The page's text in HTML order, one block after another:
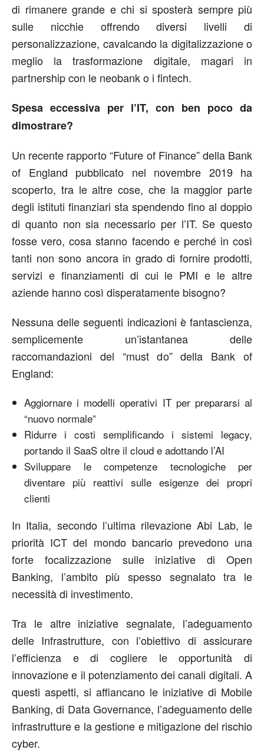
di rimanere grande e chi si sposterà sempre più
sulle nicchie offrendo diversi livelli di
personalizzazione, cavalcando la digitalizzazione o
meglio la trasformazione digitale, magari in
partnership con le neobank o i fintech.
Spesa eccessiva per l’IT, con ben poco da
dimostrare?
Un recente rapporto “Future of Finance” della Bank
of England pubblicato nel novembre 2019 ha
scoperto, tra le altre cose, che la maggior parte
degli istituti finanziari sta spendendo fino al doppio
di quanto non sia necessario per l’IT. Se questo
fosse vero, cosa stanno facendo e perché in così
tanti non sono ancora in grado di fornire prodotti,
servizi e finanziamenti di cui le PMI e le altre
aziende hanno così disperatamente bisogno?
Nessuna delle seguenti indicazioni è fantascienza,
semplicemente un’istantanea delle
raccomandazioni del “must do” della Bank of
England:
Aggiornare i modelli operativi IT per prepararsi al
“nuovo normale”
Ridurre i costi semplificando i sistemi legacy,
portando il SaaS oltre il cloud e adottando l’AI
Sviluppare le competenze tecnologiche per
diventare più reattivi sulle esigenze dei propri
clienti
In Italia, secondo l’ultima rilevazione Abi Lab, le
priorità ICT del mondo bancario prevedono una
forte focalizzazione sulle iniziative di Open
Banking, l’ambito più spesso segnalato tra le
necessità di investimento.
Tra le altre iniziative segnalate, l’adeguamento
delle Infrastrutture, con l’obiettivo di assicurare
l’efficienza e di cogliere le opportunità di
innovazione e il potenziamento dei canali digitali. A
questi aspetti, si affiancano le iniziative di Mobile
Banking, di Data Governance, l’adeguamento delle
infrastrutture e la gestione e mitigazione del rischio
cyber.